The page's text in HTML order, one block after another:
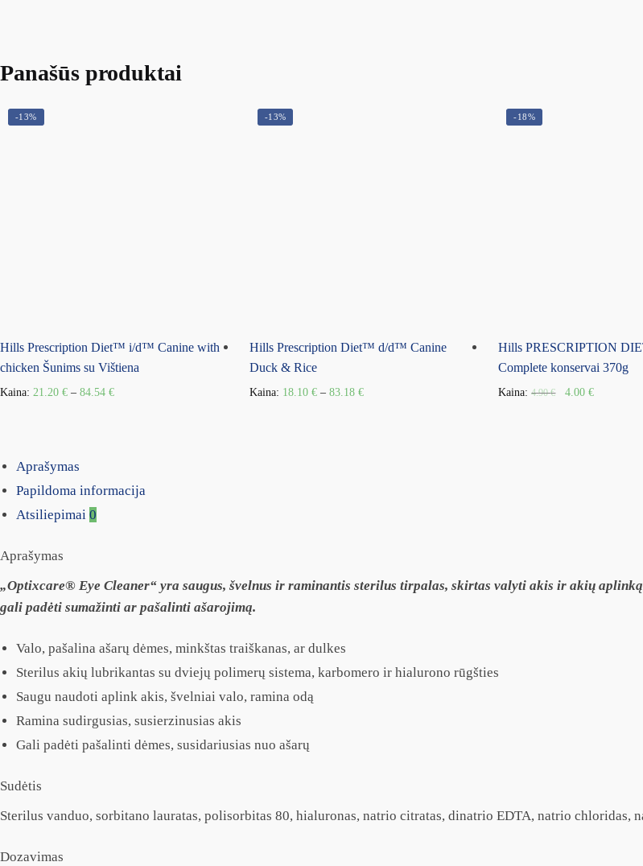
Panašūs produktai
-13%
Hills Prescription Diet™ i/d™ Canine with
chicken Šunims su Vištiena
Kaina: 21.20 € – 84.54 €
-13%
Hills Prescription Diet™ d/d™ Canine
Duck & Rice
Kaina: 18.10 €– 83.18 €
-18%
Hills PRESCRIPTION
Complete konservai 370g
Kaina:4.90€ 4.00€
Aprašymas
Papildoma informacija
Atsiliepimai 0
Aprašymas
„Optixcare® Eye Cleaner“ yra saugus, švelnus ir raminantis sterilus tirpalas, skirtas valyti akis ir akių
gali padėti sumažinti ar pašalinti ašarojimą.
Valo, pašalina ašarų dėmes, minkštas traiškanas, ar dulkes
Sterilus akių lubrikantas su dviejų polimerų sistema, karbomero ir hialurono rūgšties
Saugu naudoti aplink akis, švelniai valo, ramina odą
Ramina sudirgusias, susierzinusias akis
Gali padėti pašalinti dėmes, susidariusias nuo ašarų
Sudėtis
Sterilus vanduo, sorbitano lauratas, polisorbitas 80, hialuronas, natrio citratas, dinatrio EDTA, natrio chloridas,
Dozavimas